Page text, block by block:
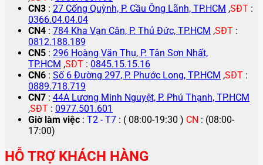
CN3 : 27 Cống Quỳnh, P. Cầu Ông Lãnh, TP.HCM ,SĐT :
0366.04.04.04
CN4 : 784 Kha Vạn Cân, P. Thủ Đức, TP.HCM ,SĐT :
0812.188.189
CN5 : 296 Hoàng Văn Thụ, P. Tân Sơn Nhất,
TP.HCM ,SĐT : 0845.15.15.16
CN6 : Số 6 Đường 297, P. Phước Long, TP.HCM ,SĐT :
0889.718.719
CN7 : 44A Lương Minh Nguyệt, P. Phú Thạnh, TP.HCM
,SĐT : 0977.501.601
Giờ làm việc : T2 - T7 : ( 08:00-19:30 ) CN : (08:00-
17:00)
HỖ TRỢ KHÁCH HÀNG